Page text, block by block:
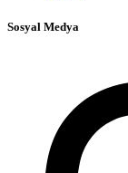
Sosyal Medya